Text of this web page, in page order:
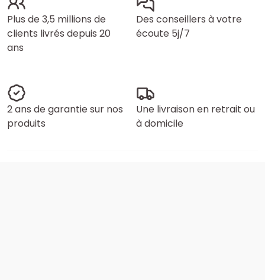
Plus de 3,5 millions de
clients livrés depuis 20
ans
Des conseillers à votre
écoute 5j/7
2 ans de garantie sur nos
produits
Une livraison en retrait ou
à domicile